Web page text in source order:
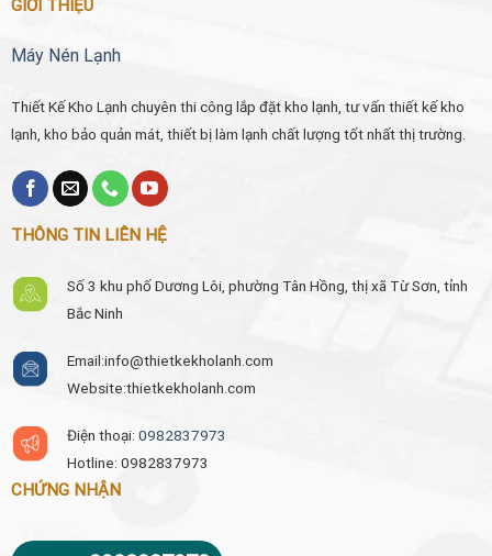
GIỚI THIỆU
Máy Nén Lạnh
Thiết Kế Kho Lạnh chuyên thi công lắp đặt kho lạnh, tư vấn thiết kế kho
lạnh, kho bảo quản mát, thiết bị làm lạnh chất lượng tốt nhất thị trường.
THÔNG TIN LIÊN HỆ
Số 3 khu phố Dương Lôi, phường Tân Hồng, thị xã Từ Sơn, tỉnh
Bắc Ninh
Email:info@thietkekholanh.com
Website:thietkekholanh.com
Điện thoại: 0982837973
Hotline: 0982837973
CHỨNG NHẬN